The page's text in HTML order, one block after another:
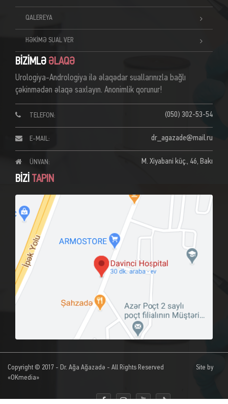
QALEREYA
HƏKİMƏ SUAL VER
BİZİMLƏ ƏLAQƏ
Urologiya-Andrologiya ilə əlaqədar suallarınızla bağlı
çəkinmədən əlaqə saxlayın. Anonimlik qorunur!
TELEFON: (050) 302-53-54
E-MAIL: dr_agazade@mail.ru
ÜNVAN: M. Xiyabani küç., 46, Bakı
BİZİ TAPIN
Copyright © 2017 - Dr. Ağa Ağazadə - All Rights Reserved
Site by
«OKmedia»